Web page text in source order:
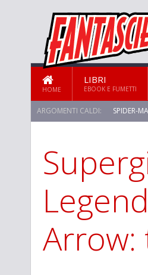
HOME
LIBRI
EBOOK E FUMETTI
ARGOMENTI CALDI: SPIDER-
Arrow: